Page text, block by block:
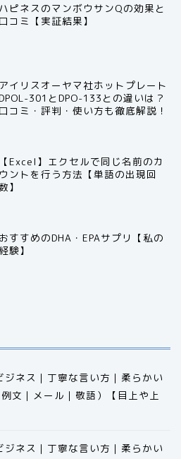
ハピネスのマンボウサンQの効果と
口コミ【実証結果】
アイリスオーヤマ社ホットプレート
301とDPO-133との違いは？
口コミ・評判・使い方も徹底解説！
【Excel】エクセルで同じ名前のカ
ウントを行う方法【単語の出現回
数】
おすすめのDHA・EPAサプリ【私の
験】
ネス｜丁寧な言い方｜柔らかい
文｜メール｜敬語）【目上や上
ネス｜丁寧な言い方｜柔らかい